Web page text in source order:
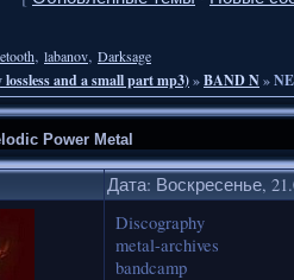
, labanov, Darksage
and a small part mp3)»BAND N»
Power Metal
Дата: Воскресенье,
Discography
metal-archives
bandcamp